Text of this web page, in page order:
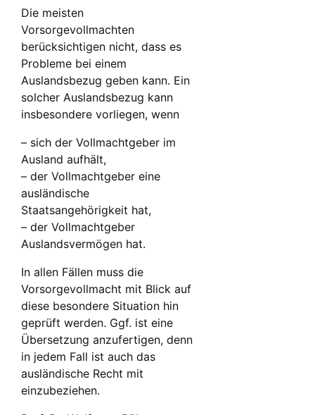
Die meisten
Vorsorgevollmachten
berücksichtigen nicht, dass es
Probleme bei einem
Auslandsbezug geben kann. Ein
solcher Auslandsbezug kann
insbesondere vorliegen, wenn
– sich der Vollmachtgeber im
Ausland aufhält,
– der Vollmachtgeber eine
ausländische
Staatsangehörigkeit hat,
– der Vollmachtgeber
Auslandsvermögen hat.
In allen Fällen muss die
Vorsorgevollmacht mit Blick auf
diese besondere Situation hin
geprüft werden. Ggf. ist eine
Übersetzung anzufertigen, denn
in jedem Fall ist auch das
ausländische Recht mit
einzubeziehen.